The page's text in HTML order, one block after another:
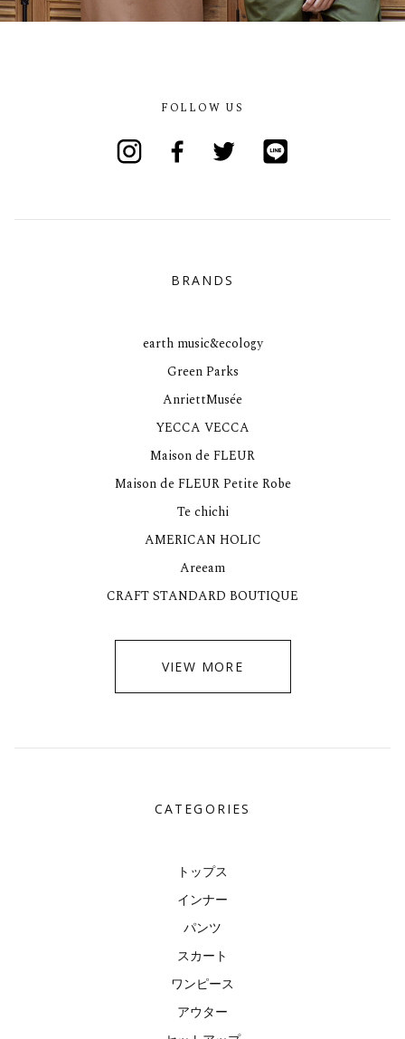
FOLLOW US
BRANDS
earth music&ecology
Green Parks
AnriettMusée
YECCA VECCA
Maison de FLEUR
Maison de FLEUR Petite Robe
Te chichi
AMERICAN HOLIC
Areeam
CRAFT STANDARD BOUTIQUE
VIEW MORE
CATEGORIES
トップス
インナー
パンツ
スカート
ワンピース
アウター